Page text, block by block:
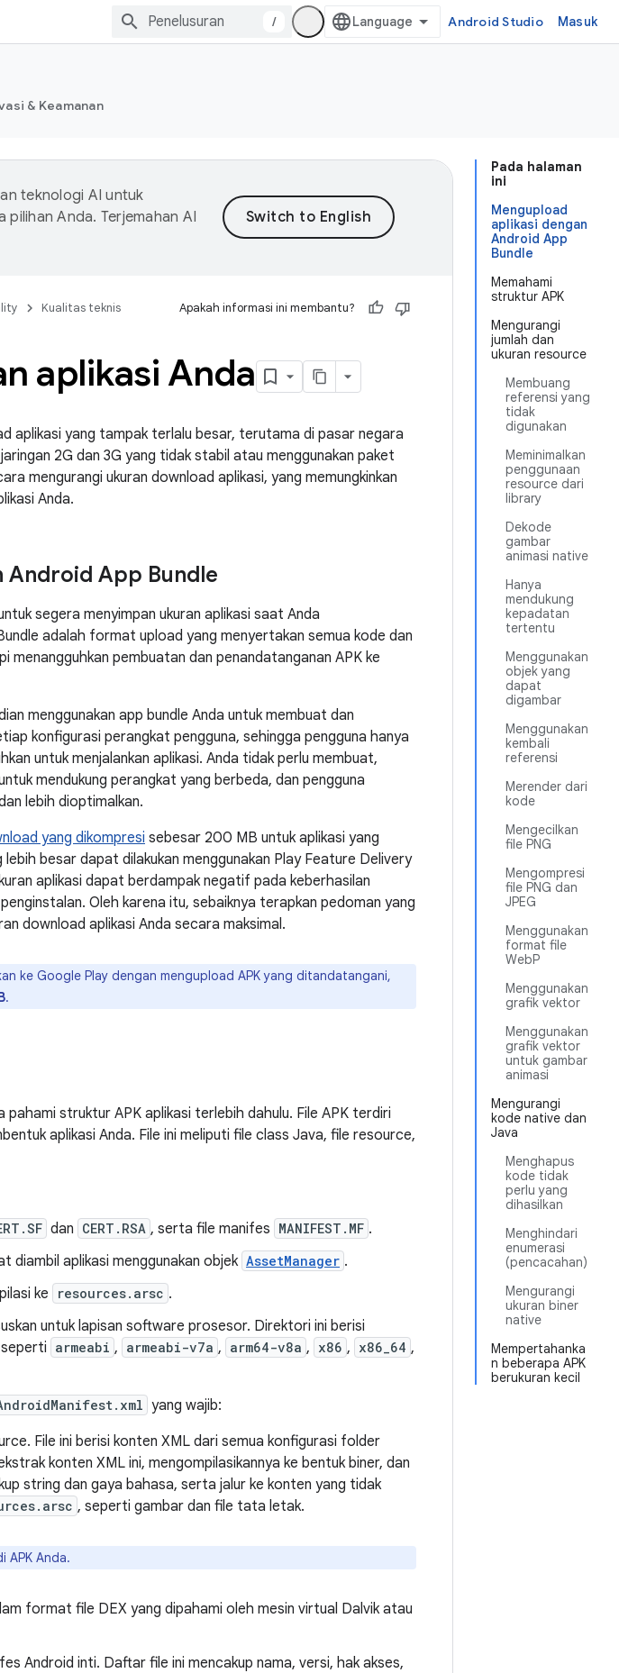
/ Android Studio Masuk
& Keamanan
Pada halaman
ini
Mengupload
aplikasi dengan
Android App
Bundle
Memahami
struktur APK
Mengurangi
jumlah dan
ukuran resource
Membuang
referensi yang
tidak
digunakan
Meminimalkan
penggunaan
resource dari
library
Dekode
gambar
animasi native
Hanya
mendukung
kepadatan
tertentu
Menggunakan
objek yang
dapat
digambar
Menggunakan
kembali
referensi
Merender dari
kode
Mengecilkan
file PNG
Mengompresi
file PNG dan
JPEG
Menggunakan
format file
WebP
Menggunakan
grafik vektor
Menggunakan
grafik vektor
untuk gambar
animasi
Mengurangi
kode native dan
Java
Menghapus
kode tidak
perlu yang
dihasilkan
Menghindari
enumerasi
(pencacahan)
Mengurangi
ukuran biner
native
Mempertahanka
n beberapa APK
berukuran kecil
teknologi AI untuk
pilihan Anda. Terjemahan AI
Kualitas teknis Apakah informasi ini membantu?
aplikasi Anda
aplikasi yang tampak terlalu besar, terutama di pasar negara
2G dan 3G yang tidak stabil atau menggunakan paket
mengurangi ukuran download aplikasi, yang memungkinkan
Anda.
Android App Bundle
segera menyimpan ukuran aplikasi saat Anda
adalah format upload yang menyertakan semua kode dan
pembuatan dan penandatanganan APK ke
menggunakan app bundle Anda untuk membuat dan
konfigurasi perangkat pengguna, sehingga pengguna hanya
untuk menjalankan aplikasi. Anda tidak perlu membuat,
mendukung perangkat yang berbeda, dan pengguna
lebih dioptimalkan.
yang dikompresi sebesar 200 MB untuk aplikasi yang
lebih besar dapat dilakukan menggunakan Play Feature Delivery
aplikasi dapat berdampak negatif pada keberhasilan
Oleh karena itu, sebaiknya terapkan pedoman yang
download aplikasi Anda secara maksimal.
ke Google Play dengan mengupload APK yang ditandatangani,
.
pahami struktur APK aplikasi terlebih dahulu. File APK terdiri
aplikasi Anda. File ini meliputi file class Java, file resource,
dan CERT.RSA , serta file manifes MANIFEST.MF .
diambil aplikasi menggunakan objek AssetManager .
ke resources.arsc .
untuk lapisan software prosesor. Direktori ini berisi
armeabi , armeabi-v7a , arm64-v8a , x86 , x86_64 ,
yang wajib:
File ini berisi konten XML dari semua konfigurasi folder
konten XML ini, mengompilasikannya ke bentuk biner, dan
string dan gaya bahasa, serta jalur ke konten yang tidak
, seperti gambar dan file tata letak.
APK Anda.
format file DEX yang dipahami oleh mesin virtual Dalvik atau
Android inti. Daftar file ini mencakup nama, versi, hak akses,